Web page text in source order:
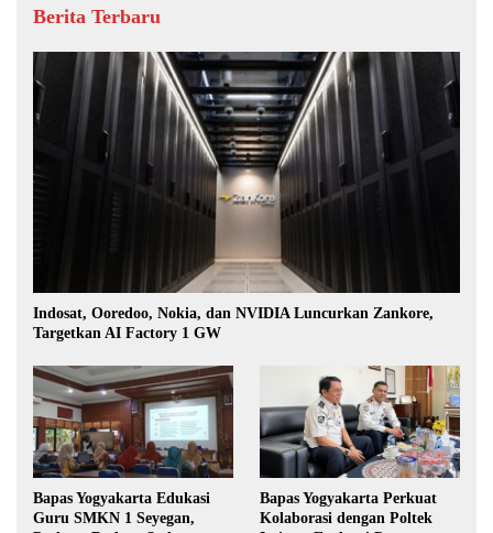
Berita Terbaru
Indosat, Ooredoo, Nokia, dan NVIDIA Luncurkan Zankore,
Targetkan AI Factory 1 GW
Bapas Yogyakarta Edukasi
Guru SMKN 1 Seyegan,
Bapas Yogyakarta Perkuat
Kolaborasi dengan Poltek